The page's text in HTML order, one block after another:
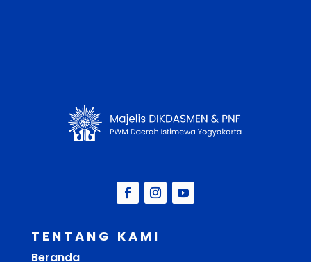
TENTANG KAMI
Beranda